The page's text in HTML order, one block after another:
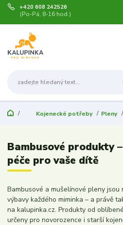
+420 608 242526
(Po-Pá, 8-16 hod.)
Kojenecké potřeby Pleny
Bambusové produkty
péče pro vaše dítě
Bambusové a mušelínové pleny
výbavy každého miminka – a právě
na kalupinka.cz. Produkty od
určeny pro novorozence i starší